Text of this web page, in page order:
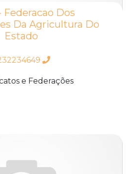
Federacao Dos
Da Agricultura Do
Estado
e Federações